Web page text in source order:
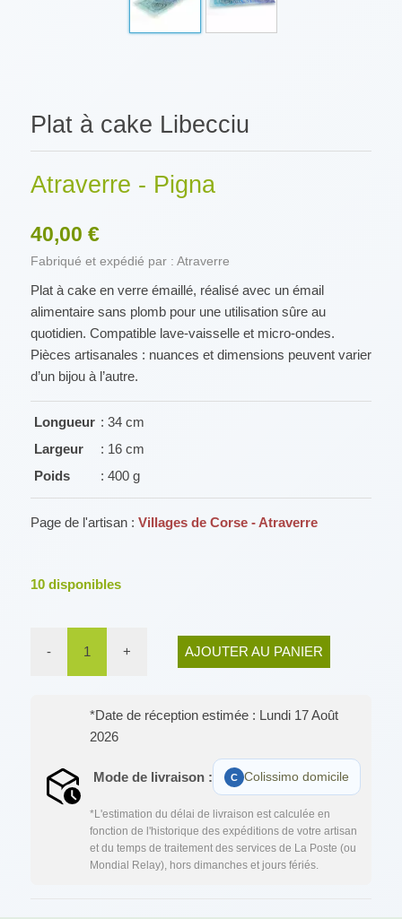
Plat à cake Libecciu
Atraverre - Pigna
40,00 €
Fabriqué et expédié par : Atraverre
Plat à cake en verre émaillé, réalisé avec un émail
alimentaire sans plomb pour une utilisation sûre au
quotidien. Compatible lave-vaisselle et micro-ondes.
Pièces artisanales : nuances et dimensions peuvent varier
d’un bijou à l’autre.
Longueur : 34 cm
Largeur
: 16 cm
Poids
: 400 g
Page de l'artisan : Villages de Corse - Atraverre
10 disponibles
- 1 + AJOUTER AU PANIER
*Date de réception estimée : Lundi 17 Août
2026
Mode de livraison : Colissimo domicile
*L'estimation du délai de livraison est calculée en
fonction de l'historique des expéditions de votre artisan
et du temps de traitement des services de La Poste (ou
Mondial Relay), hors dimanches et jours fériés.